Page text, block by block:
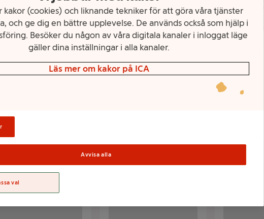
till kräftskivan, för det är
Enkla recept
Krångla inte till det!
kakor (cookies) och liknande tekniker för att göra våra tjänster
och ge dig en bättre upplevelse. De används också som hjälp i
Besöker du någon av våra digitala kanaler i inloggat läge
gäller dina inställningar i alla kanaler.
Läs mer om kakor på ICA
Avvisa alla
val